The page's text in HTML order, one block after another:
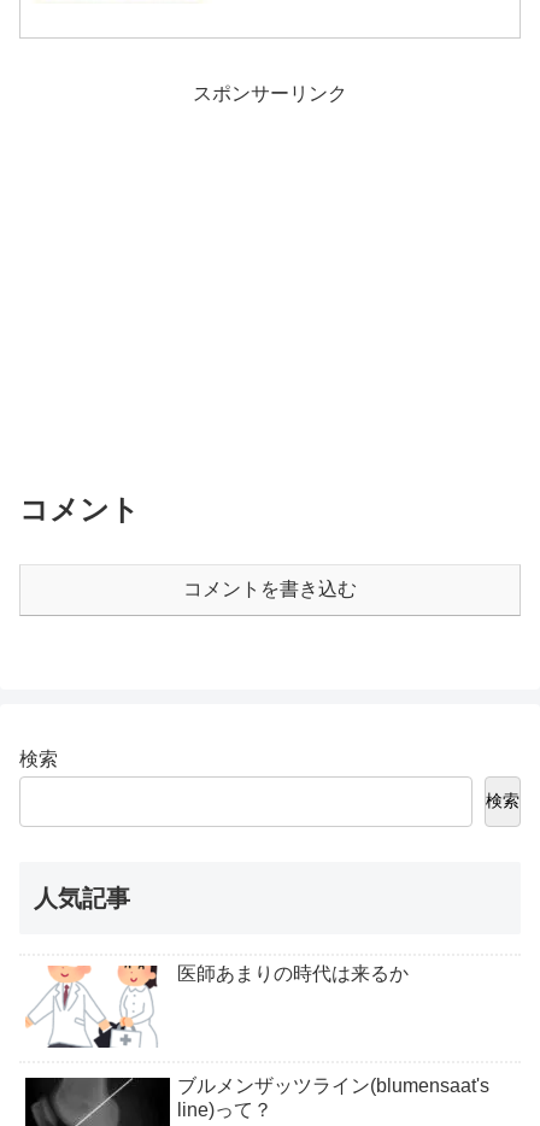
スポンサーリンク
コメント
コメントを書き込む
検索
検索
人気記事
医師あまりの時代は来るか
ブルメンザッツライン(blumensaat's
line)って？